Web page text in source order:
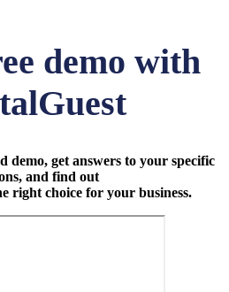
demo with
demo, get answers to your specific
and find out
right choice for your business.